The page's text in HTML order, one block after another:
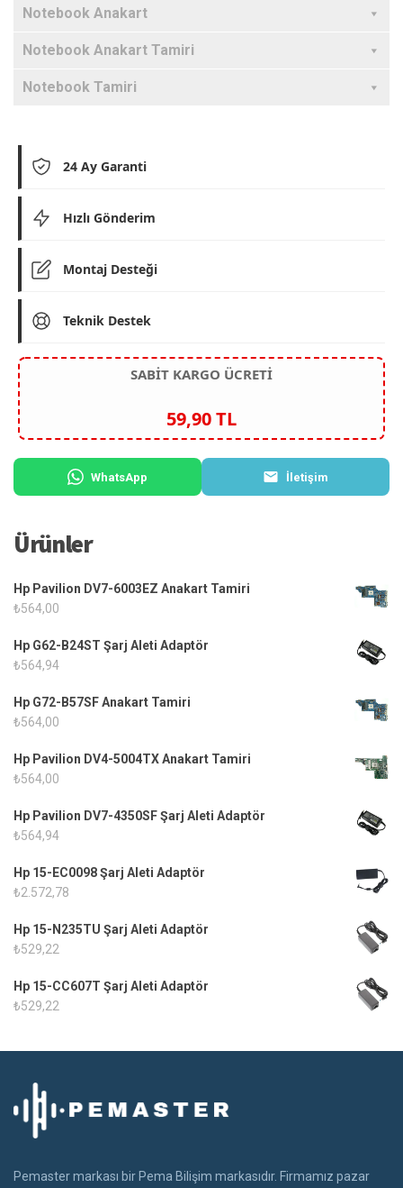
Notebook Anakart
Notebook Anakart Tamiri
Notebook Tamiri
24 Ay Garanti
Hızlı Gönderim
Montaj Desteği
Teknik Destek
SABİT KARGO ÜCRETİ
59,90 TL
WhatsApp İletişim
Ürünler
Hp Pavilion DV7-6003EZ Anakart Tamiri
₺564,00
Hp G62-B24ST Şarj Aleti Adaptör
₺564,94
Hp G72-B57SF Anakart Tamiri
₺564,00
Hp Pavilion DV4-5004TX Anakart Tamiri
₺564,00
Hp Pavilion DV7-4350SF Şarj Aleti Adaptör
₺564,94
Hp 15-EC0098 Şarj Aleti Adaptör
₺2.572,78
Hp 15-N235TU Şarj Aleti Adaptör
₺529,22
Hp 15-CC607T Şarj Aleti Adaptör
₺529,22
Pemaster markası bir Pema Bilişim markasıdır. Firmamız pazar